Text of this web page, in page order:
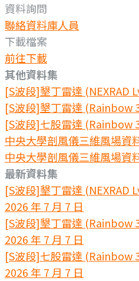
資料詢問
聯絡資料庫人員
下載檔案
前往下載
其他資料集
[S波段]墾丁雷達 (NEXRAD
[S波段]墾丁雷達 (Rainbow
[S波段]七股雷達 (Rainbow
中央大學剖風儀三維風場資
中央大學剖風儀三維風場資
最新資料集
[S波段]墾丁雷達 (NEXRAD
2026 年 7 月 7 日
[S波段]墾丁雷達 (Rainbow
2026 年 7 月 7 日
[S波段]七股雷達 (Rainbow
2026 年 7 月 7 日